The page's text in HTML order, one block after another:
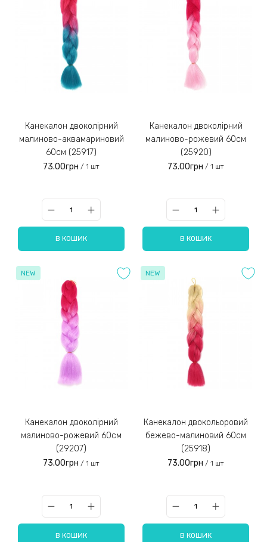
Канекалон двоколірний
малиново-аквамариновий
60см (25917)
73.00грн / 1 шт
В КОШИК
Канекалон двоколірний
малиново-рожевий 60см
(25920)
73.00грн / 1 шт
В КОШИК
NEW
Канекалон двоколірний
малиново-рожевий 60см
(29207)
73.00грн / 1 шт
В КОШИК
NEW
Канекалон двокольоровий
бежево-малиновий 60см
(25918)
73.00грн / 1 шт
В КОШИК